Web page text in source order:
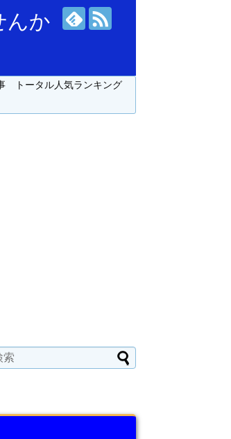
んか
トータル人気ランキング